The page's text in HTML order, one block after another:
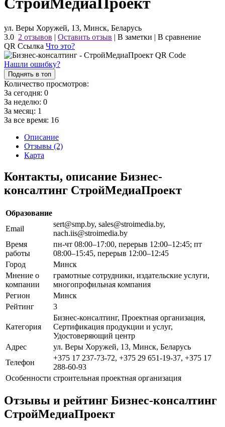
ул. Веры Хоружей, 13, Минск, Беларусь
3.0 2 отзывов | Оставить отзыв | В заметки | В сравнение
QR Ссылка Что это?
Нашли ошибку?
Поднять в топ
Количество просмотров:
За сегодня: 0
За неделю: 0
За месяц: 1
За все время: 16
Описание
Отзывы (2)
Карта
Контакты, описание Бизнес-
консалтинг СтройМедиаПроект
Образование
Email
sert@smp.by, sales@stroimedia.by,
nach.iis@stroimedia.by
Время
работы
пн-чт 08:00–17:00, перерыв 12:00–12:45; пт
08:00–15:45, перерыв 12:00–12:45
Город
Минск
Мнение о
компании
грамотные сотрудники, издательские услуги,
многопрофильная компания
Регион
Минск
Рейтинг
3
Категория
Бизнес-консалтинг, Проектная организация,
Сертификация продукции и услуг,
Удостоверяющий центр
Адрес
ул. Веры Хоружей, 13, Минск, Беларусь
Телефон
+375 17 237-73-72, +375 29 651-19-37, +375 17
288-60-93
Особенности строительная проектная организация
Отзывы и рейтинг Бизнес-консалтинг
СтройМедиаПроект